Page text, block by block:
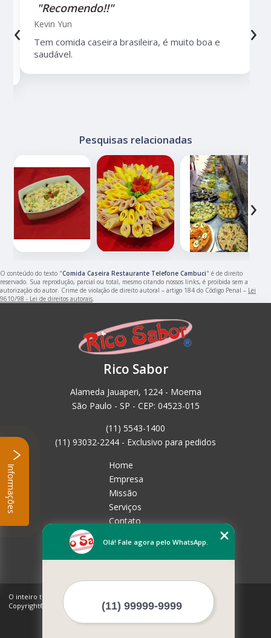
"Recomendo!!"
Kevin Yun
Tem comida caseira brasileira, é muito boa e
saudável.
‹ ›
Pesquisas relacionadas
‹ ›
O conteúdo do texto "Comida Caseira Restaurante Telefone Cambuci" é de direito
reservado. Sua reprodução, parcial ou total, mesmo citando nossos links, é proibida sem a
autorização do autor. Crime de violação de direito autoral – artigo 184 do Código Penal – Lei
9610/98 - Lei de direitos autorais.
Rico Sabor
Alameda Jauaperi, 1224 - Moema
São Paulo - SP - CEP: 04523-015
(11) 5543-1400
(11) 93032-2244 - Exclusivo para pedidos
Home
Empresa
Missão
Serviços
Contato
Mais Serviços
O inteiro teor deste site está sujeito à proteção de direitos autorais.
Copyright© Rico Sabor (Lei 9610 de 19/02/1998)
Olá! Fale agora pelo WhatsApp.
Informações